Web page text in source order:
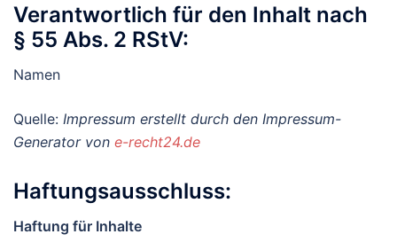
Verantwortlich für den Inhalt nach
§ 55 Abs. 2 RStV:
Namen
Quelle: Impressum erstellt durch den Impressum-
Generator von e-recht24.de
Haftungsausschluss:
Haftung für Inhalte